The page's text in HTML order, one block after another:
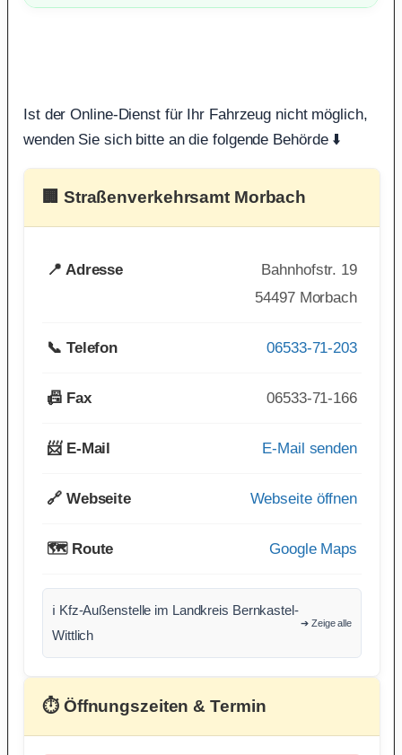
Ist der Online-Dienst für Ihr Fahrzeug nicht möglich,
wenden Sie sich bitte an die folgende Behörde ⬇️
🏢 Straßenverkehrsamt Morbach
📍 Adresse
Bahnhofstr. 19
54497 Morbach
📞 Telefon 06533-71-203
📠 Fax 06533-71-166
📨 E-Mail E-Mail senden
🔗 Webseite Webseite öffnen
🗺️ Route Google Maps
ℹ️ Kfz-Außenstelle im Landkreis Bernkastel-
Wittlich
➔ Zeige alle
⏱ Öffnungszeiten & Termin